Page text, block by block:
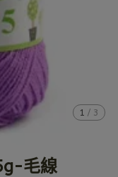
1 / 3
毛線